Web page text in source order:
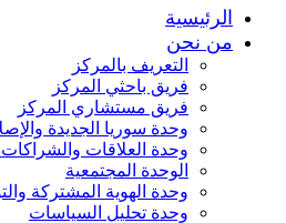
الرئيسية
من نحن
التعريف بالمركز
فريق باحثي المركز
فريق مستشاري المركز
وحدة سوريا الجديدة
وحدة العلاقات والشراكات
الوحدة المجتمعية
وحدة الهوية المشتركة
وحدة تحليل السياسات